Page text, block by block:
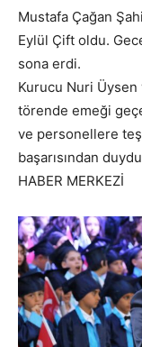
Mustafa Çağan
Eylül Çift oldu.
sona erdi.
Kurucu Nuri
törende emeği
ve personellere
başarısından
HABER MERKEZİ